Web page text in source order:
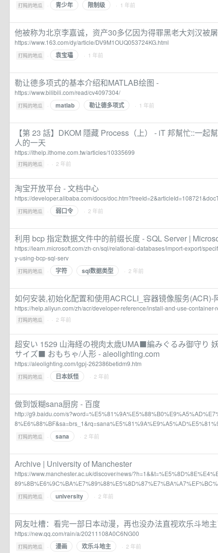
打盹的地瓜 · 青少年 限制级 · 1 年前
他被称为北京李嘉诚，资产30多亿因为得罪黑老大刘汉被
https://www.163.com/dy/article/DV9M1OUQ053724KG.html
打盹的地瓜 · 袁宝瓃 · 1 年前
勒让德多项式的基本介绍和MATLAB绘图 -
https://www.bilibili.com/read/cv4097304/
打盹的地瓜 · matlab 勒让德多项式 · 1 年前
【第 23 話】DKOM 隱藏 Process（上） - iT 邦幫忙::一起
人的一天
https://ithelp.ithome.com.tw/articles/10335699
打盹的地瓜 · · 2 年前
淘宝开放平台 - 文档中心
https://developer.alibaba.com/docs/
打盹的地瓜 · 弱口令 · 2 年前
利用 bcp 指定数据文件中的前缀长度 - SQL Server |
https://learn.microsoft.com/zh-cn/sql/relational-databases/import-export/
y-using-bcp-sql-serv
打盹的地瓜 · 字符 sql数据类型 · 2 年前
如何安装,初始化配置和使用ACRCLI_容器镜像服务(ACR)-
https://help.aliyun.com/zh/acr/developer-reference/install-and-use-container-
打盹的地瓜 · · 2 年前
超安い 1529 山海経の視肉太歳UMA⬛編みぐるみ御守り
サイズ⬛ おもちゃ/人形 - aleolighting.com
https://aleolighting.com/lgpj-262386betidm9.htm
打盹的地瓜 · 日本妖怪 · 2 年前
做到饭糊sana厨房 - 百度
http://g9.baidu.com/
打盹的地瓜 · sana · 2 年前
Archive | University of Manchester
https://www.manchester.ac.uk/discover/news/
89%8B%E6%9C%BA%E7%89%88%E5%8D%87%E7%BA%A7%EF%BC%
打盹的地瓜 · university · 2 年前
网友吐槽：看完一部日本动漫，再也没办法直视欢乐斗地
https://new.qq.com/rain/a/20211108A0C6NG00
打盹的地瓜 · 漫画 欢乐斗地主 · 2 年前